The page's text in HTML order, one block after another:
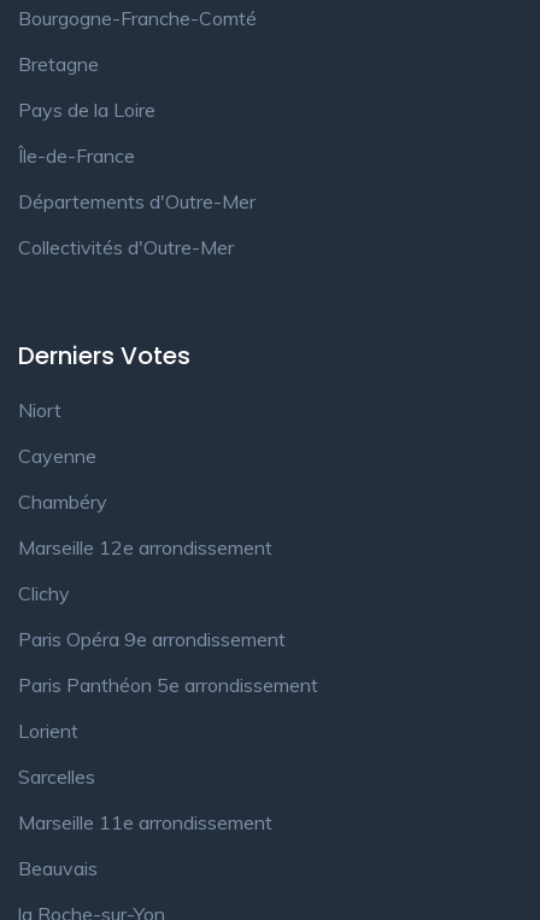
Bourgogne-Franche-Comté
Bretagne
Pays de la Loire
Île-de-France
Départements d'Outre-Mer
Collectivités d'Outre-Mer
Derniers Votes
Niort
Cayenne
Chambéry
Marseille 12e arrondissement
Clichy
Paris Opéra 9e arrondissement
Paris Panthéon 5e arrondissement
Lorient
Sarcelles
Marseille 11e arrondissement
Beauvais
la Roche-sur-Yon